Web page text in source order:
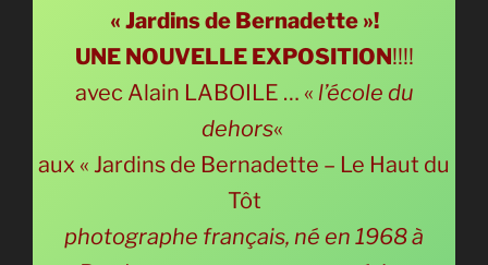
« Jardins de Bernadette »!
UNE NOUVELLE EXPOSITION!!!!
avec Alain LABOILE … « l’école du
dehors«
aux « Jardins de Bernadette – Le Haut du
Tôt
photographe français, né en 1968 à